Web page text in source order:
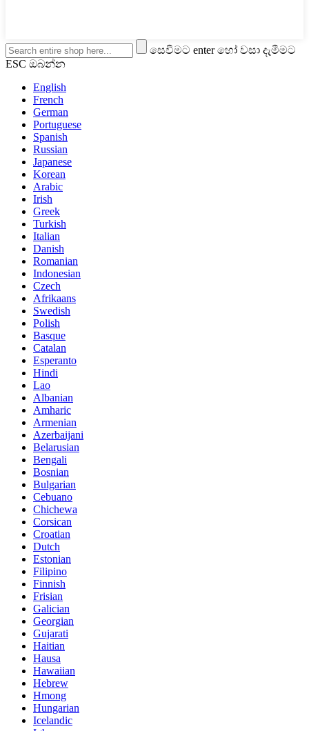
සෙවීමට enter හෝ වසා දැමීමට
ESC ඔබන්න
English
French
German
Portuguese
Spanish
Russian
Japanese
Korean
Arabic
Irish
Greek
Turkish
Italian
Danish
Romanian
Indonesian
Czech
Afrikaans
Swedish
Polish
Basque
Catalan
Esperanto
Hindi
Lao
Albanian
Amharic
Armenian
Azerbaijani
Belarusian
Bengali
Bosnian
Bulgarian
Cebuano
Chichewa
Corsican
Croatian
Dutch
Estonian
Filipino
Finnish
Frisian
Galician
Georgian
Gujarati
Haitian
Hausa
Hawaiian
Hebrew
Hmong
Hungarian
Icelandic